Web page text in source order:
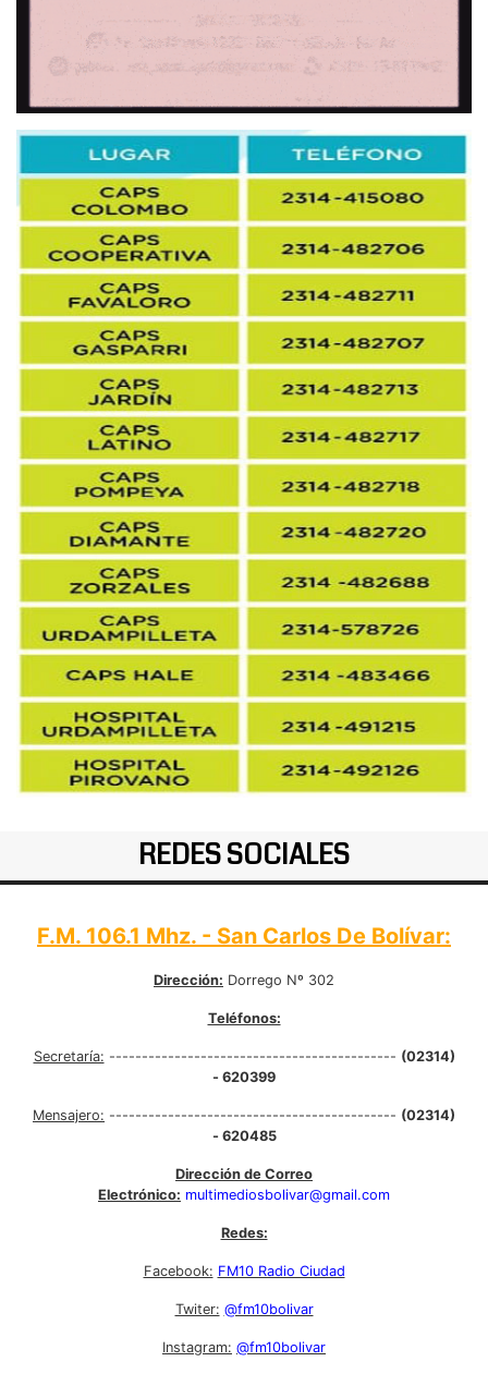
REDES SOCIALES
F.M. 106.1 Mhz. - San Carlos De Bolívar:
Dirección: Dorrego Nº 302
Teléfonos:
Secretaría: -------------------------------------------- (02314)
- 620399
Mensajero: -------------------------------------------- (02314)
- 620485
Dirección de Correo
Electrónico: multimediosbolivar@gmail.com
Redes:
Facebook: FM10 Radio Ciudad
Twiter: @fm10bolivar
Instagram: @fm10bolivar